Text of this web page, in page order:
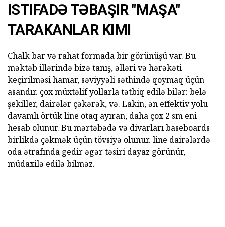
ISTIFADƏ TƏBAŞIR "MAŞA"
TARAKANLAR KIMI
Chalk bar və rahat formada bir görünüşü var. Bu
məktəb illərində bizə tanış, əlləri və hərəkəti
keçirilməsi hamar, səviyyəli səthində qoymaq üçün
asandır. çox müxtəlif yollarla tətbiq edilə bilər: belə
şekiller, dairələr çəkərək, və. Lakin, ən effektiv yolu
davamlı örtük line otaq ayıran, daha çox 2 sm eni
hesab olunur. Bu mərtəbədə və divarları baseboards
birlikdə çəkmək üçün tövsiyə olunur. line dairələrdə
oda ətrafında gedir əgər təsiri dayaz görünür,
müdaxilə edilə bilməz.